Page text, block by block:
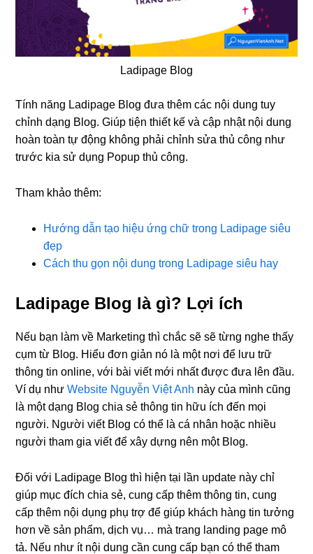
Ladipage Blog
Tính năng Ladipage Blog đưa thêm các nội dung tuy
chỉnh dạng Blog. Giúp tiện thiết kế và cập nhật nội dung
hoàn toàn tự động không phải chỉnh sửa thủ công như
trước kia sử dụng Popup thủ công.
Tham khảo thêm:
Hướng dẫn tạo hiệu ứng chữ trong Ladipage siêu
đẹp
Cách thu gọn nội dung trong Ladipage siêu hay
Ladipage Blog là gì? Lợi ích
Nếu bạn làm về Marketing thì chắc sẽ sẽ từng nghe thấy
cụm từ Blog. Hiểu đơn giản nó là một nơi để lưu trữ
thông tin online, với bài viết mới nhất được đưa lên đầu.
Ví dụ nhưWebsite Nguyễn Việt Anh này của mình cũng
là một dạng Blog chia sẻ thông tin hữu ích đến mọi
người. Người viết Blog có thể là cá nhân hoặc nhiều
người tham gia viết để xây dựng nên một Blog.
Đối với Ladipage Blog thì hiện tại lần update này chỉ
giúp mục đích chia sẻ, cung cấp thêm thông tin, cung
cấp thêm nội dụng phụ trợ để giúp khách hàng tin tưởng
hơn về sản phẩm, dịch vụ… mà trang landing page mô
tả. Nếu như ít nội dung cần cung cấp bạn có thể tham